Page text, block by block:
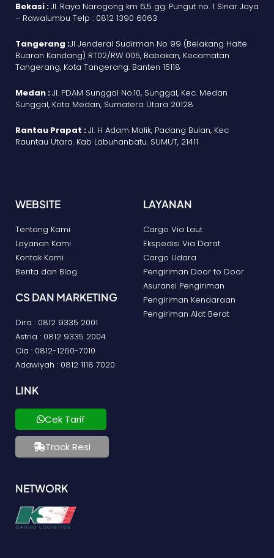
Bekasi :Jl. Raya Narogong km 6,5 gg. Pungut no. 1 Sinar Jaya
– Rawalumbu Telp : 0812 1390 6063
Tangerang :Jl Jenderal Sudirman No 99 (Belakang Halte
Buaran Kandang) RT02/RW 005, Babakan, Kecamatan
Tangerang, Kota Tangerang. Banten 15118
Medan :Jl. PDAM Sunggal No.10, Sunggal, Kec. Medan
Sunggal, Kota Medan, Sumatera Utara 20128
Rantau Prapat :Jl. H Adam Malik, Padang Bulan, Kec
Rauntau Utara. Kab Labuhanbatu. SUMUT, 21411
WEBSITE
Tentang Kami
Layanan Kami
Kontak Kami
Berita dan Blog
CS DAN MARKETING
Dira : 0812 9335 2001
Astria : 0812 9335 2004
Cia : 0812-1260-7010
Adawiyah : 0812 1118 7020
LAYANAN
Cargo Via Laut
Ekspedisi Via Darat
Cargo Udara
Pengiriman Door to Door
Asuransi Pengiriman
Pengiriman Kendaraan
Pengiriman Alat Berat
LINK
Cek Tarif
Track Resi
NETWORK